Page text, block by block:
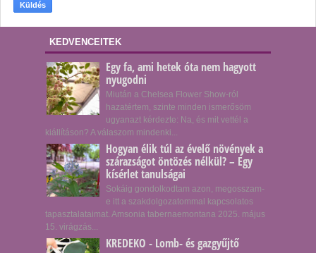
KEDVENCEITEK
Egy fa, ami hetek óta nem hagyott
nyugodni
Miután a Chelsea Flower Show-ról
hazatértem, szinte minden ismerősöm
ugyanazt kérdezte: Na, és mit vettél a
kiállításon? A válaszom mindenki...
Hogyan élik túl az évelő növények a
szárazságot öntözés nélkül? – Egy
kísérlet tanulságai
Sokáig gondolkodtam azon, megosszam-
e itt a szakdolgozatommal kapcsolatos
tapasztalataimat. Amsonia tabernaemontana 2025. május
15. virágzás...
KREDEKO - Lomb- és gazgyűjtő